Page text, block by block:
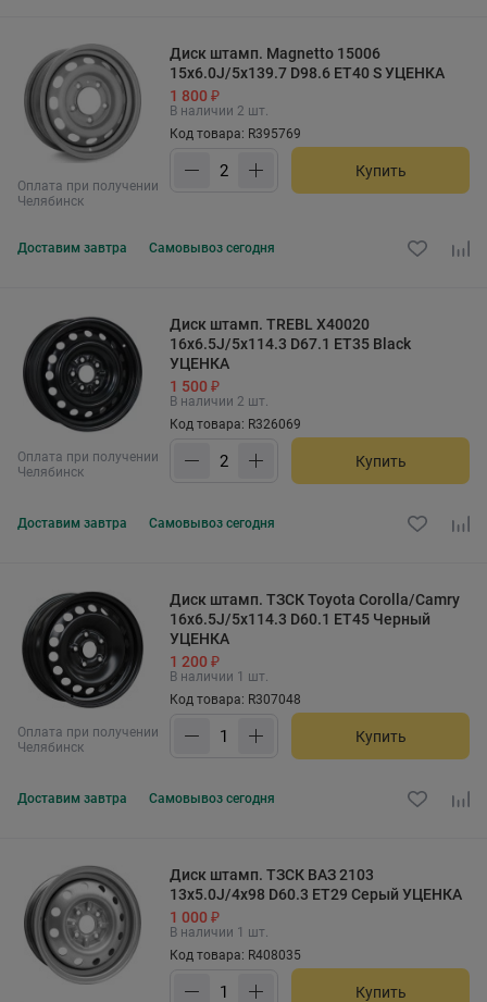
Оплата при получении
Челябинск
Диск штамп. Magnetto 15006
15x6.0J/5x139.7 D98.6 ET40 S УЦЕНКА
1 800 ₽
В наличии 2 шт.
Код товара: R395769
Купить
Доставим завтра Самовывоз сегодня
Оплата при получении
Челябинск
Диск штамп. TREBL X40020
16x6.5J/5x114.3 D67.1 ET35 Black
УЦЕНКА
1 500 ₽
В наличии 2 шт.
Код товара: R326069
Купить
Доставим завтра Самовывоз сегодня
Оплата при получении
Челябинск
Диск штамп. ТЗСК Toyota Corolla/Camry
16x6.5J/5x114.3 D60.1 ET45 Черный
УЦЕНКА
1 200 ₽
В наличии 1 шт.
Код товара: R307048
Купить
Доставим завтра Самовывоз сегодня
Диск штамп. ТЗСК ВАЗ 2103
13x5.0J/4x98 D60.3 ET29 Серый УЦЕНКА
1 000 ₽
В наличии 1 шт.
Код товара: R408035
Купить